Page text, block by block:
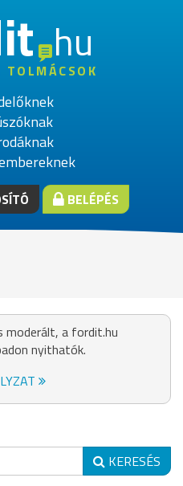
hu
BELÉPÉS
moderált, a fordit.hu
nyithatók.
KERESÉS